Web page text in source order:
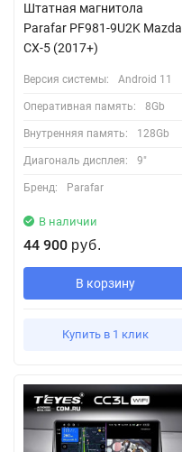
Штатная магнитола
Parafar PF981-9U2K Mazda
CX-5 (2017+)
Версия системы: Android 11
Оперативная память: 8Gb
Внутренняя память: 128Gb
Диагональ дисплея: 9"
Бренд: Parafar
В наличии
44 900 руб.
В корзину
Купить в 1 клик